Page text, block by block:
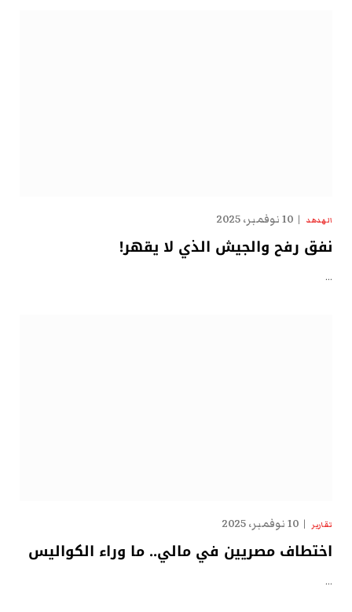
الهدهد 10 نوفمبر، 2025
نفق رفح والجيش الذي لا يقهر!
…
تقارير 10 نوفمبر، 2025
اختطاف مصريين في مالي.. ما وراء الكواليس
…